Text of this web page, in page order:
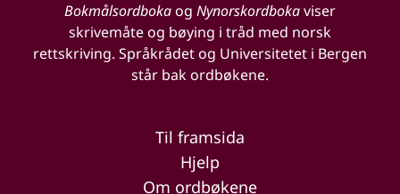
Bokmålsordbokaog Nynorskordbokaviser
skrivemåte og bøying i tråd med norsk
rettskriving. Språkrådet og Universitetet i Bergen
står bak ordbøkene.
Til framsida
Hjelp
Om ordbøkene